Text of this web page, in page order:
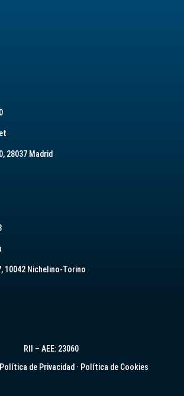
28037 Madrid
10042 Nichelino-Torino
RII – AEE: 23060
Política de Privacidad · Política de Cookies